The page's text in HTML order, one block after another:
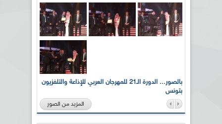
بالصور... الدورة الـ21 للمهرجان العربي للإذاعة والتلفزيون
بتونس
المزيد من الصور